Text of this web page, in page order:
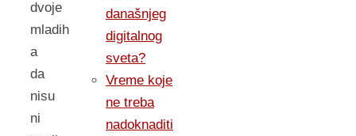
dvoje
mladih
a
da
nisu
ni
današnjeg
digitalnog
sveta?
Vreme koje
ne treba
nadoknaditi